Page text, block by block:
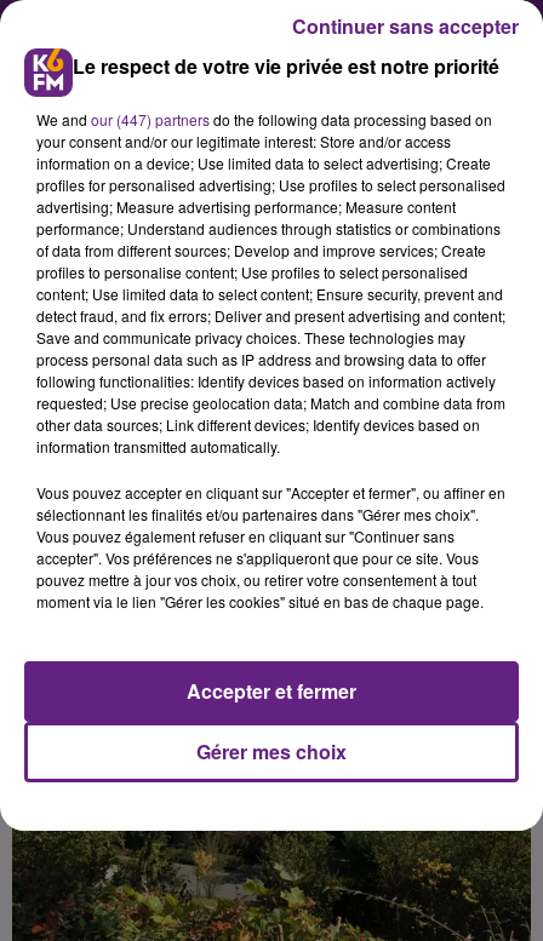
Les infos qu’il ne fallait pas rater
cette semaine en Côte d’Or
Sport, musique, social, télévision…
retour sur les principales infos
évoquées cette semaine sur K6FM.
Publié : 30 août 2019 à 10h10 par Fabrice Aubry
Le respect de votre vie privée est notre priorité
We and our (447) partnersdo the following data processing based on
your consent and/or our legitimate interest: Store and/or access
information on a device; Use limited data to select advertising; Create
profiles for personalised advertising; Use profiles to select personalised
advertising; Measure advertising performance; Measure content
performance; Understand audiences through statistics or combinations
of data from different sources; Develop and improve services; Create
profiles to personalise content; Use profiles to select personalised
content; Use limited data to select content; Ensure security, prevent and
detect fraud, and fix errors; Deliver and present advertising and content;
Save and communicate privacy choices. These technologies may
process personal data such as IP address and browsing data to offer
following functionalities: Identify devices based on information actively
requested; Use precise geolocation data; Match and combine data from
other data sources; Link different devices; Identify devices based on
information transmitted automatically.
Vous pouvez accepter en cliquant sur "Accepter et fermer", ou affiner en
sélectionnant les finalités et/ou partenaires dans "Gérer mes choix".
Vous pouvez également refuser en cliquant sur "Continuer sans
accepter". Vos préférences ne s'appliqueront que pour ce site. Vous
pouvez mettre à jour vos choix, ou retirer votre consentement à tout
moment via le lien "Gérer les cookies" situé en bas de chaque page.
Gérer mes choix
Accepter et fermer
Continuer sans accepter